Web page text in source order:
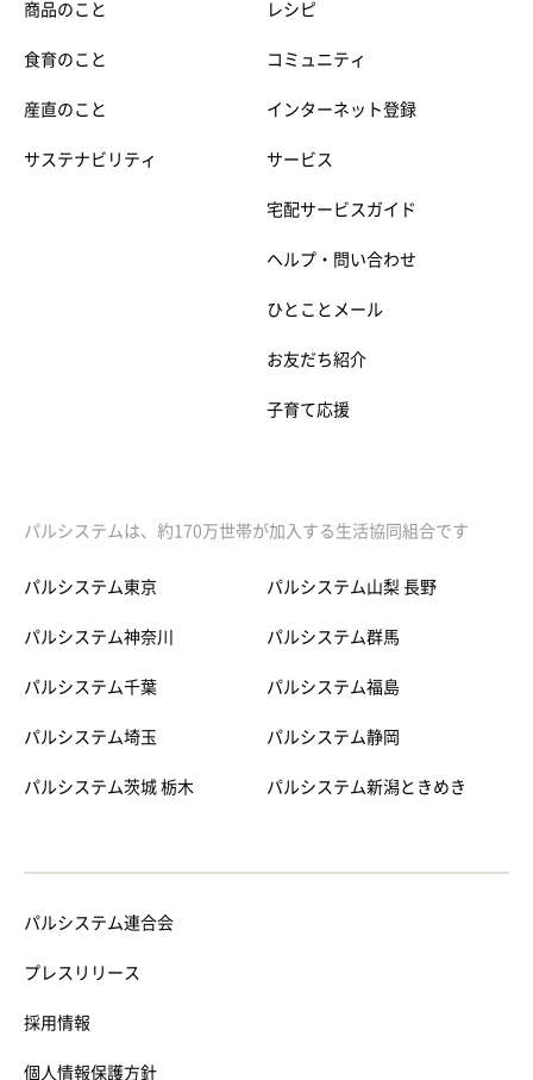
商品のこと
食育のこと
産直のこと
サステナビリティ
レシピ
コミュニティ
インターネット登録
サービス
宅配サービスガイド
ヘルプ・問い合わせ
ひとことメール
お友だち紹介
子育て応援
パルシステムは、約170万世帯が加入する生活協同組合です
パルシステム東京
パルシステム神奈川
パルシステム千葉
パルシステム埼玉
パルシステム茨城 栃木
パルシステム山梨 長野
パルシステム群馬
パルシステム福島
パルシステム静岡
パルシステム新潟ときめき
パルシステム連合会
プレスリリース
採用情報
個人情報保護方針